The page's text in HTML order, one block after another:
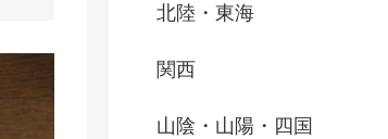
北陸・東海
関西
山陰・山陽・四国